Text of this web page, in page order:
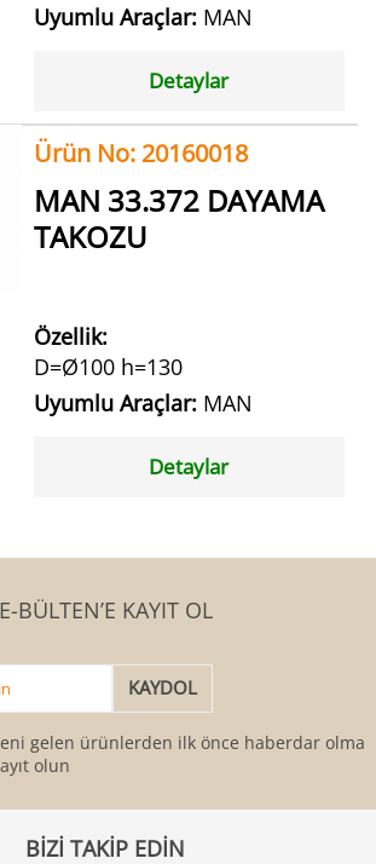
Uyumlu Araçlar: MAN
Detaylar
Ürün No: 20160018
MAN 33.372 DAYAMA
TAKOZU
Özellik:
D=Ø100 h=130
Uyumlu Araçlar: MAN
Detaylar
E-BÜLTEN’E KAYIT OL
gelen ürünlerden ilk önce haberdar olmak
olun
BİZİ TAKİP EDİN